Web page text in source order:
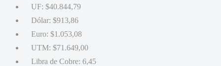
UF: $40.844,79
Dólar: $913,86
Euro: $1.053,08
UTM: $71.649,00
Libra de Cobre: 6,45